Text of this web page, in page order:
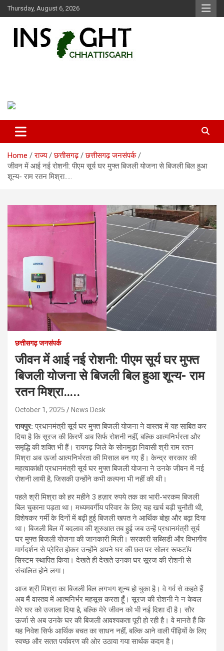
Skip
to
Thursday, August 6, 2026
Home राज्य छत्तीसगढ़
छत्तीसगढ़ जनसंपर्क
जीवन में आई नई रोशनी: पीएम सूर्य घर मुफ्त बिजली योजना से बिजली बिल हुआ
शून्य- राम रतन मिश्रा…..
छत्तीसगढ़ जनसंपर्क
जीवन में आई नई रोशनी: पीएम सूर्य घर मुफ्त
बिजली योजना से बिजली बिल हुआ शून्य- राम
रतन मिश्रा…..
October 1, 2025 News Desk
रायपुर:प्रधानमंत्री सूर्य घर मुफ्त बिजली योजना ने वास्तव में यह साबित कर
दिया है कि सूरज की किरणें अब सिर्फ रोशनी नहीं, बल्कि आत्मनिर्भरता और
समृद्धि की शक्ति भी हैं। रायगढ़ जिले के सोनमुड़ा निवासी श्री राम रतन
मिश्रा अब ऊर्जा आत्मनिर्भरता की मिसाल बन गए हैं। केन्द्र सरकार की
महत्वाकांक्षी प्रधानमंत्री सूर्य घर मुफ्त बिजली योजना ने उनके जीवन में नई
रोशनी लायी है, जिसकी उन्होंने कभी कल्पना भी नहीं की थी।
पहले श्री मिश्रा को हर महीने 3 हज़ार रुपये तक का भारी-भरकम बिजली
बिल चुकाना पड़ता था। मध्यमवर्गीय परिवार के लिए यह खर्च बड़ी चुनौती थी,
विशेषकर गर्मी के दिनों में बढ़ी हुई बिजली खपत ने आर्थिक बोझ और बढ़ा दिया
था। बिजली बिल में बदलाव की शुरुआत तब हुई जब उन्हें प्रधानमंत्री सूर्य
घर मुफ्त बिजली योजना की जानकारी मिली। सरकारी सब्सिडी और विभागीय
मार्गदर्शन से प्रेरित होकर उन्होंने अपने घर की छत पर सोलर रूफटॉप
सिस्टम स्थापित किया। देखते ही देखते उनका घर सूरज की रोशनी से
संचालित होने लगा।
आज श्री मिश्रा का बिजली बिल लगभग शून्य हो चुका है। वे गर्व से कहते हैं
अब मैं वास्तव में आत्मनिर्भर महसूस करता हूँ। सूरज की रोशनी ने न केवल
मेरे घर को उजाला दिया है, बल्कि मेरे जीवन को भी नई दिशा दी है। सौर
ऊर्जा से अब उनके घर की बिजली आवश्यकता पूरी हो रही है। वे मानते हैं कि
यह निवेश सिर्फ आर्थिक बचत का साधन नहीं, बल्कि आने वाली पीढ़ियों के लिए
स्वच्छ और सतत पर्यावरण की ओर उठाया गया सार्थक कदम है।